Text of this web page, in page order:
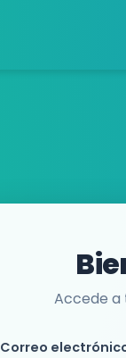
Accede a
Correo